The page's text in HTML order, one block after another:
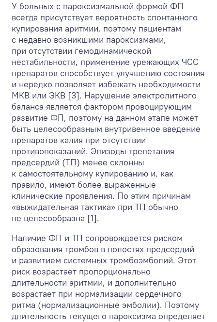
У больных с пароксизмальной формой ФП
всегда присутствует вероятность спонтанного
купирования аритмии, поэтому пациентам
с недавно возникшими пароксизмами,
при отсутствии гемодинамической
нестабильности, применение урежающих ЧСС
препаратов способствует улучшению состояния
и нередко позволяет избежать необходимости
МКВ или ЭКВ [3]. Нарушение электролитного
баланса является фактором провоцирующим
развитие ФП, поэтому на данном этапе может
быть целесообразным внутривенное введение
препаратов калия при отсутствии
противопоказаний. Эпизоды трепетания
предсердий (ТП) менее склонны
к самостоятельному купированию и, как
правило, имеют более выраженные
клинические проявления. По этим причинам
«выжидательная тактика» при ТП обычно
не целесообразна [1].
Наличие ФП и ТП сопровождается риском
образования тромбов в полостях предсердий
и развитием системных тромбоэмболий. Этот
риск возрастает пропорционально
длительности аритмии, и дополнительно
возрастает при нормализации сердечного
ритма (нормализационные эмболии). Поэтому
длительность текущего пароксизма определяет